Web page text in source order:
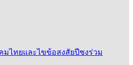
มไทยและไขข้อสงสัยปีชงร่วม